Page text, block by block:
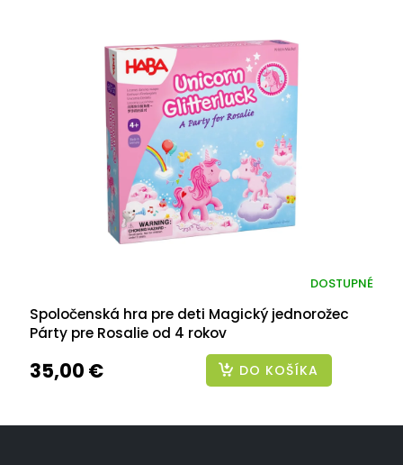
Spoločenská hra pre deti Magický jednorožec
Párty pre Rosalie od 4 rokov
DOSTUPNÉ
35,00 € DO KOŠÍKA
Z